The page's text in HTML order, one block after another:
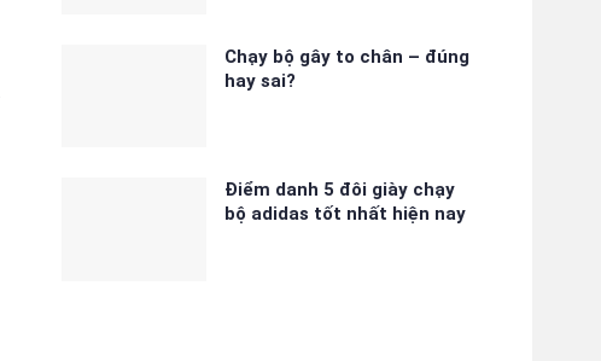
Chạy bộ gây to chân – đúng
hay sai?
Điểm danh 5 đôi giày chạy
bộ adidas tốt nhất hiện nay